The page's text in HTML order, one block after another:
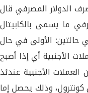
الدولار المصرفي قال
ما يسمى بالكابيتال
الأولى في حال
الأجنبية أي إذا أصبح
الأجنبية عندئذ
وذلك يحصل إما